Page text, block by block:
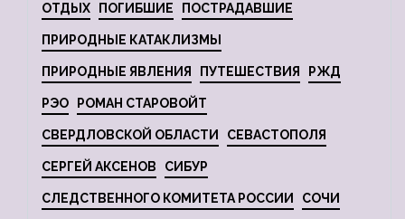
ОТДЫХ ПОГИБШИЕ ПОСТРАДАВШИЕ
ПРИРОДНЫЕ КАТАКЛИЗМЫ
ПРИРОДНЫЕ ЯВЛЕНИЯ ПУТЕШЕСТВИЯ РЖД
РЭО РОМАН СТАРОВОЙТ
СВЕРДЛОВСКОЙ ОБЛАСТИ СЕВАСТОПОЛЯ
СЕРГЕЙ АКСЕНОВ СИБУР
СЛЕДСТВЕННОГО КОМИТЕТА РОССИИ СОЧИ